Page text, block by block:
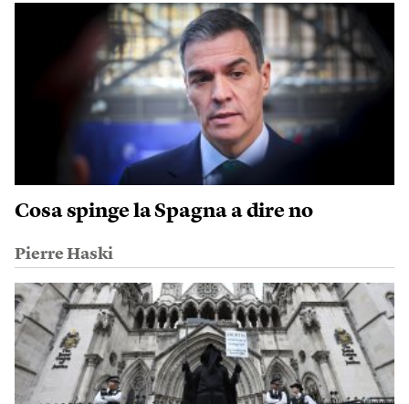
Cosa spinge la Spagna a dire no
Pierre Haski